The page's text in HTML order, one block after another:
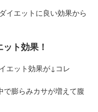
イエットに良い効果から
ト効果！
エット効果が↓コレ
で膨らみカサが増えて腹